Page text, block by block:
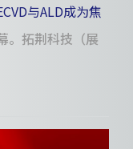
与ALD成为焦
。拓荆科技（展